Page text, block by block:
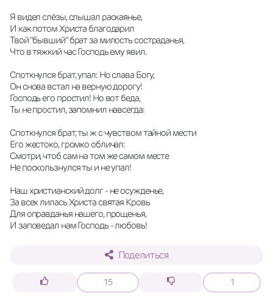
Я видел слёзы, слышал раскаянье,
И как потом Христа благодарил
Твой "бывший" брат за милость состраданья,
Что в тяжкий час Господь ему явил.
Споткнулся брат, упал: Но слава Богу,
Он снова встал на верную дорогу!
Господь его простил! Но вот беда,
Ты не простил, запомнил навсегда:
Споткнулся брат, ты ж с чувством тайной мести
Его жестоко, громко обличал:
Смотри, чтоб сам на том же самом месте
Не поскользнулся ты и не упал!
Наш христианский долг - не осужденье,
За всех лилась Христа святая Кровь
Для оправданья нашего, прощенья,
И заповедал нам Господь - любовь!
Поделиться
15 1